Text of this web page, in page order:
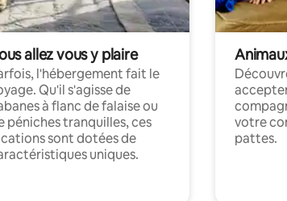
allez vous y plaire
l'hébergement fait le
Qu'il s'agisse de
à flanc de falaise ou
péniches tranquilles, ces
sont dotées de
uniques.
votre
pattes.